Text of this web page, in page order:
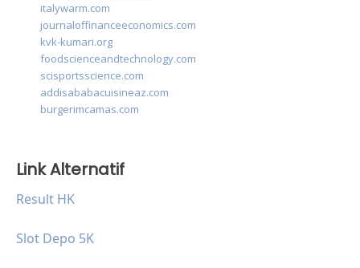
italywarm.com
journaloffinanceeconomics.com
kvk-kumari.org
foodscienceandtechnology.com
scisportsscience.com
addisababacuisineaz.com
burgerimcamas.com
Link Alternatif
Result HK
Slot Depo 5K